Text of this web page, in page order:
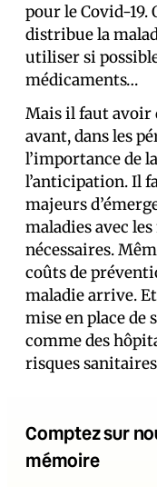
pour le Covid-19.
distribue la
utiliser si
médicaments…
Mais il faut avoir
avant, dans les
l’importance de
l’anticipation. Il
majeurs
maladies avec
nécessaires.
coûts de
maladie arrive.
mise en place de
comme des
risques
Comptez sur
mémoire